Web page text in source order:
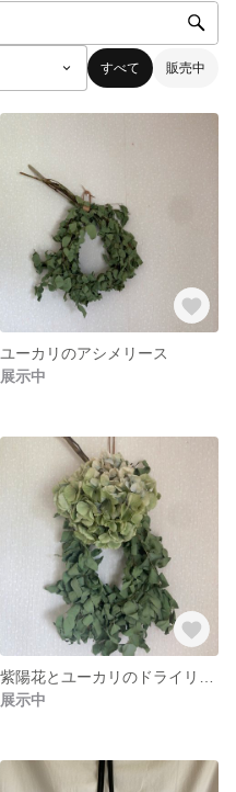
すべて 販売中
ユーカリのアシメリース
展示中
展示中